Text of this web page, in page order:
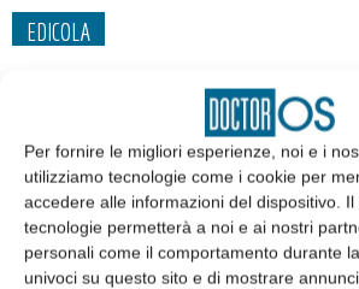
Per fornire le migliori esperienze, noi e i
utilizziamo tecnologie come i cookie per
accedere alle informazioni del dispositivo.
tecnologie permetterà a noi e ai nostri
personali come il comportamento durante
univoci su questo sito e di mostrare
EDICOLA